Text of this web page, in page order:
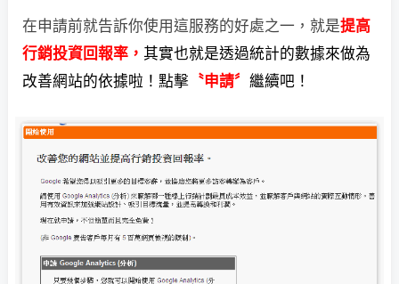
在申請前就告訴你使用這服務的好處之一，就是提高
行銷投資回報率， 其實也就是透過統計的數據來做為
改善網站的依據啦！點擊 〝申請〞 繼續吧！